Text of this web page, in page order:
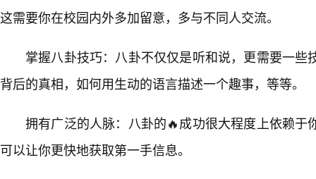
这需要你在校园内外多加留意，多与不同人交流。
掌握八卦技巧：八卦不仅仅是听和说，更需要一些
背后的真相，如何用生动的语言描述一个趣事，等等。
拥有广泛的人脉：八卦的🔥成功很大程度上依赖于
可以让你更快地获取第一手信息。